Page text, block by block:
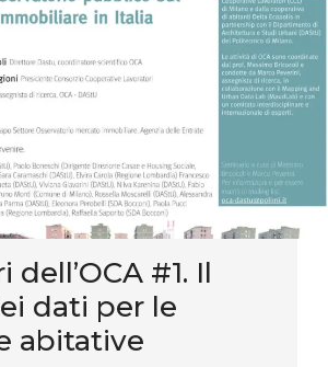
dell’OCA #1. Il
dati per le
abitative